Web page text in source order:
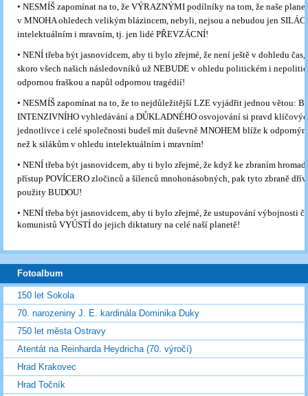
• NESMÍŠ zapomínat na to, že VÝRAZNÝMI podílníky na tom, že naše
v MNOHA ohledech velikým blázincem, nebyli, nejsou a nebudou jen
intelektuálním i mravním, tj. jen lidé PŘEVZÁCNÍ!
• NENÍ třeba být jasnovidcem, aby ti bylo zřejmé, že není ještě v dohledu
skoro všech našich následovníků už NEBUDE v ohledu politickém i
odpornou fraškou a napůl odpornou tragédií!
• NESMÍŠ zapomínat na to, že to nejdůležitější LZE vyjádřit jednou větou:
INTENZIVNÍHO vyhledávání a DŮKLADNÉHO osvojování si pravd
jednotlivce i celé společnosti budeš mít duševně MNOHEM blíže k
než k silákům v ohledu intelektuálním i mravním!
• NENÍ třeba být jasnovidcem, aby ti bylo zřejmé, že když ke zbraním
přístup POVÍCERO zločinců a šílenců mnohonásobných, pak tyto zbraně
použity BUDOU!
• NENÍ třeba být jasnovidcem, aby ti bylo zřejmé, že ustupování výbojnosti
komunistů VYÚSTÍ do jejich diktatury na celé naší planetě!
Fotoalbum
150 let Sokola
70. narozeniny J. E. kardinála Dominika Duky
750 let města Ostravy
Atentát na Reinharda Heydricha (70. výročí)
Hrad Krakovec
Hrad Točník